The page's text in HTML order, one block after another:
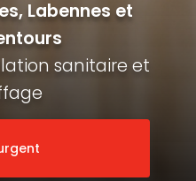
Labennes et
sanitaire et